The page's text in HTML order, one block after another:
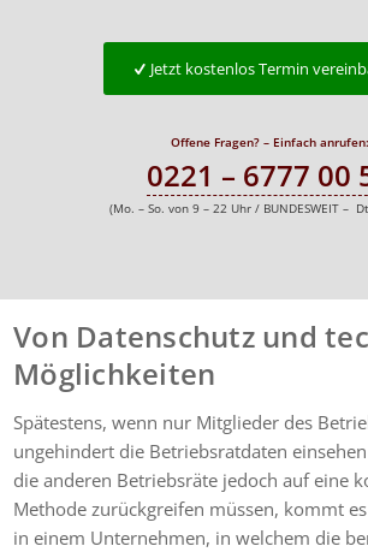
Jetzt kostenlos Termin
Offene Fragen? – Einfach anrufen:
0221 – 6777 00
(Mo. – So. von 9 – 22 Uhr / BUNDESWEIT –
Von Datenschutz und
Möglichkeiten
Spätestens, wenn nur Mitglieder des
ungehindert die Betriebsratdaten
die anderen Betriebsräte jedoch auf eine
Methode zurückgreifen müssen, kommt
in einem Unternehmen, in welchem die